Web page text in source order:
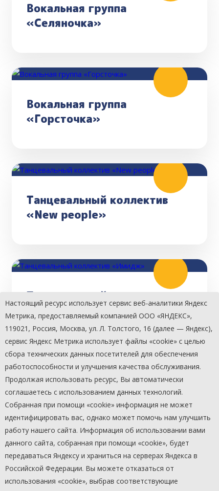
Вокальная группа
«Селяночка»
Вокальная группа
«Горсточка»
Танцевальный коллектив
«New people»
Танцевальный коллектив
«Имидж»
Вокальная студия «Вояж»
©МАУК «Овация»2015-2026
Настоящий ресурс использует сервис веб-аналитики Яндекс
Метрика, предоставляемый компанией ООО «ЯНДЕКС»,
119021, Россия, Москва, ул. Л. Толстого, 16 (далее — Яндекс),
сервис Яндекс Метрика использует файлы «cookie» с целью
сбора технических данных посетителей для обеспечения
работоспособности и улучшения качества обслуживания.
Продолжая использовать ресурс, Вы автоматически
соглашаетесь с использованием данных технологий.
Собранная при помощи «cookie» информация не может
идентифицировать вас, однако может помочь нам улучшить
работу нашего сайта. Информация об использовании вами
данного сайта, собранная при помощи «cookie», будет
передаваться Яндексу и храниться на серверах Яндекса в
Российской Федерации. Вы можете отказаться от
использования «cookie», выбрав соответствующие